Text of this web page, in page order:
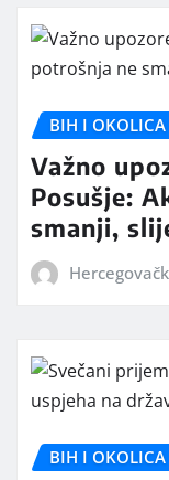
BIH I OKOLICA
Važno
Posušje:
smanji,
BIH I OKOLICA